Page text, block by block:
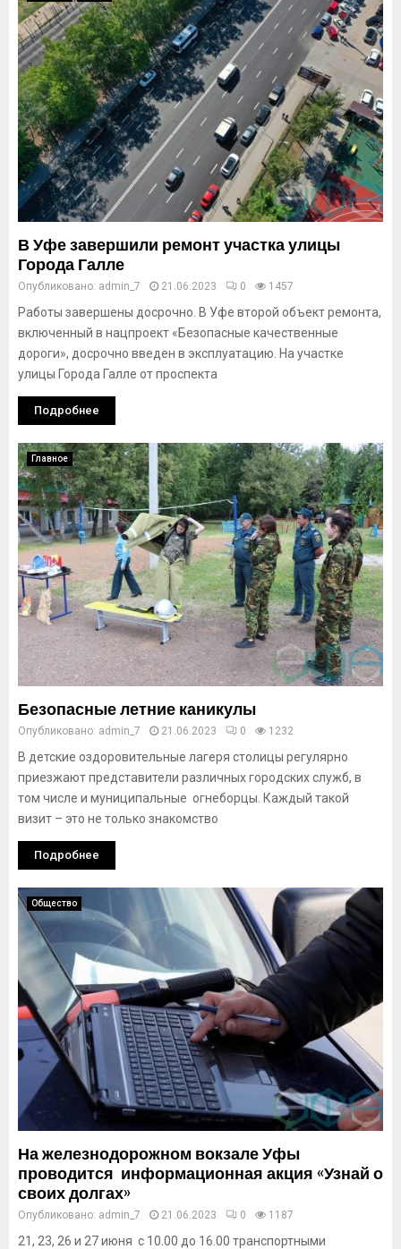
В Уфе завершили ремонт участка улицы
Города Галле
Опубликовано: admin_7 21.06.2023 0 1457
Работы завершены досрочно. В Уфе второй объект ремонта,
включенный в нацпроект «Безопасные качественные
дороги», досрочно введен в эксплуатацию. На участке
улицы Города Галле от проспекта
Подробнее
Главное
Безопасные летние каникулы
Опубликовано: admin_7 21.06.2023 0 1232
В детские оздоровительные лагеря столицы регулярно
приезжают представители различных городских служб, в
том числе и муниципальные огнеборцы. Каждый такой
визит – это не только знакомство
Подробнее
Общество
На железнодорожном вокзале Уфы
проводится информационная акция «Узнай о
своих долгах»
Опубликовано: admin_7 21.06.2023 0 1187
21, 23, 26 и 27 июня c 10.00 до 16.00 транспортными